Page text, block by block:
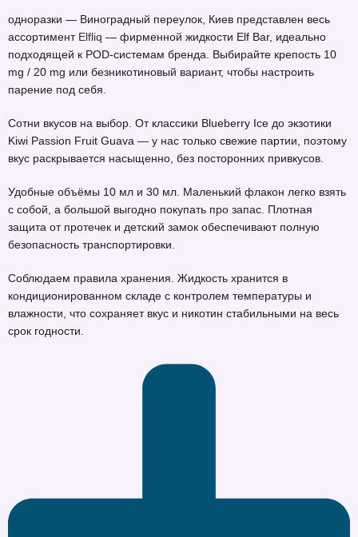
одноразки — Виноградный переулок, Киев представлен весь
ассортимент Elfliq — фирменной жидкости Elf Bar, идеально
подходящей к POD-системам бренда. Выбирайте крепость 10
mg / 20 mg или безникотиновый вариант, чтобы настроить
парение под себя.
Сотни вкусов на выбор. От классики Blueberry Ice до экзотики
Kiwi Passion Fruit Guava — у нас только свежие партии, поэтому
вкус раскрывается насыщенно, без посторонних привкусов.
Удобные объёмы 10 мл и 30 мл. Маленький флакон легко взять
с собой, а большой выгодно покупать про запас. Плотная
защита от протечек и детский замок обеспечивают полную
безопасность транспортировки.
Соблюдаем правила хранения. Жидкость хранится в
кондиционированном складе с контролем температуры и
влажности, что сохраняет вкус и никотин стабильными на весь
срок годности.